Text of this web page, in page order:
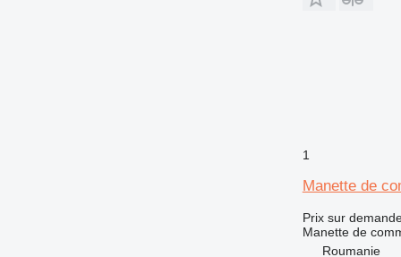
1
Manette de
Prix sur
Manette de
Roumanie